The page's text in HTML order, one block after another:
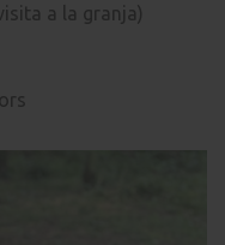
a la granja)